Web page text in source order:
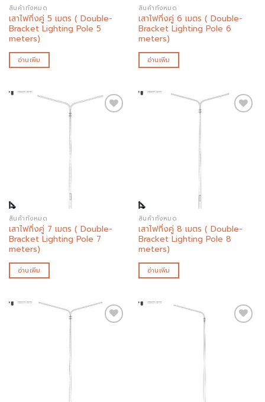
สินค้าทั้งหมด
เสาไฟกิ่งคู่ 5 เมตร ( Double-
Bracket Lighting Pole 5
meters)
อ่านเพิ่ม
สินค้าทั้งหมด
เสาไฟกิ่งคู่ 6 เมตร ( Double-
Bracket Lighting Pole 6
meters)
อ่านเพิ่ม
สินค้าทั้งหมด
เสาไฟกิ่งคู่ 7 เมตร ( Double-
Bracket Lighting Pole 7
meters)
อ่านเพิ่ม
สินค้าทั้งหมด
เสาไฟกิ่งคู่ 8 เมตร ( Double-
Bracket Lighting Pole 8
meters)
อ่านเพิ่ม